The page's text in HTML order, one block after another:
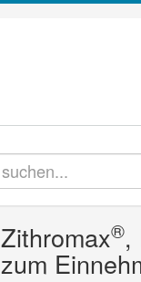
Zithromax®,
zum